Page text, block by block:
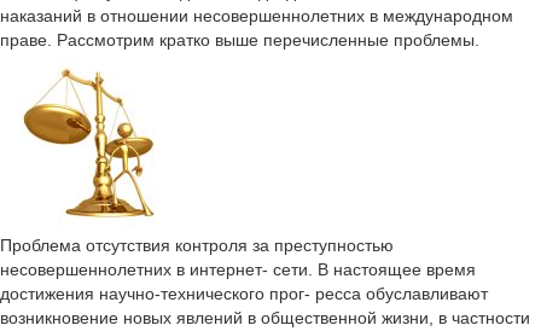
наказаний в отношении несовершеннолетних в международном
праве. Рассмотрим кратко выше перечисленные проблемы.
Проблема отсутствия контроля за преступностью
несовершеннолетних в интернет- сети. В настоящее время
достижения научно-технического прог- ресса обуславливают
возникновение новых явлений в общественной жизни, в частности